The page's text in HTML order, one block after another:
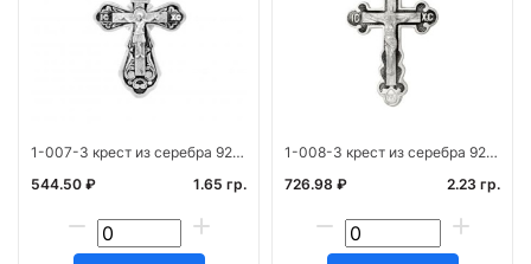
1-007-3 крест из серебра 925* с частичным чернен
544.50 ₽
1.65 гр.
1-008-3 крест из серебра 925* с частичным чернен
726.98 ₽
2.23 гр.